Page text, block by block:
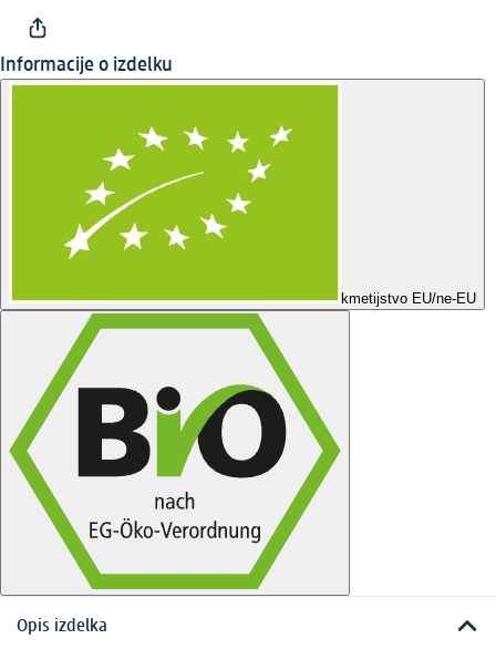
Informacije o izdelku
kmetijstvo EU/ne-EU
Opis izdelka